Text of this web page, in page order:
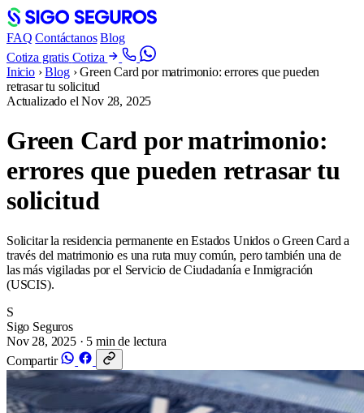
FAQ Contáctanos Blog
Cotiza gratis Cotiza
Inicio › Blog › Green Card por matrimonio: errores que pueden
retrasar tu solicitud
Actualizado elNov 28, 2025
Green Card por matrimonio:
errores que pueden retrasar tu
solicitud
Solicitar la residencia permanente en Estados Unidos o Green Card a
través del matrimonio es una ruta muy común, pero también una de
las más vigiladas por el Servicio de Ciudadanía e Inmigración
(USCIS).
S
Sigo Seguros
Nov 28, 2025 · 5 min de lectura
Compartir